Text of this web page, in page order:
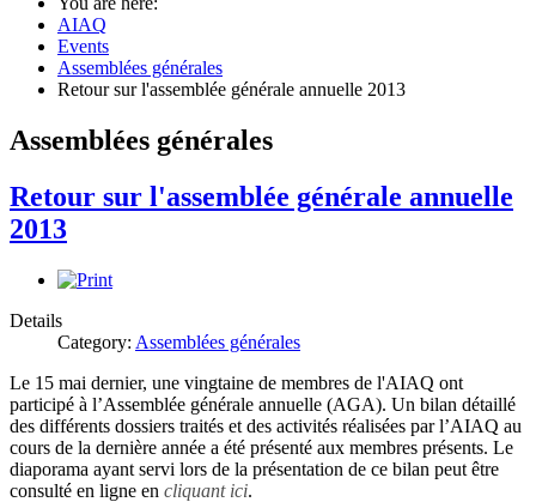
AIAQ
Events
Assemblées générales
Retour sur l'assemblée générale annuelle 2013
Assemblées générales
Retour sur l'assemblée générale annuelle
2013
Details
Category: Assemblées générales
Le 15 mai dernier, une vingtaine de membres de l'AIAQ ont
participé à l’Assemblée générale annuelle (AGA). Un bilan détaillé
des différents dossiers traités et des activités réalisées par l’AIAQ au
cours de la dernière année a été présenté aux membres présents. Le
diaporama ayant servi lors de la présentation de ce bilan peut être
consulté en ligne en cliquant ici.